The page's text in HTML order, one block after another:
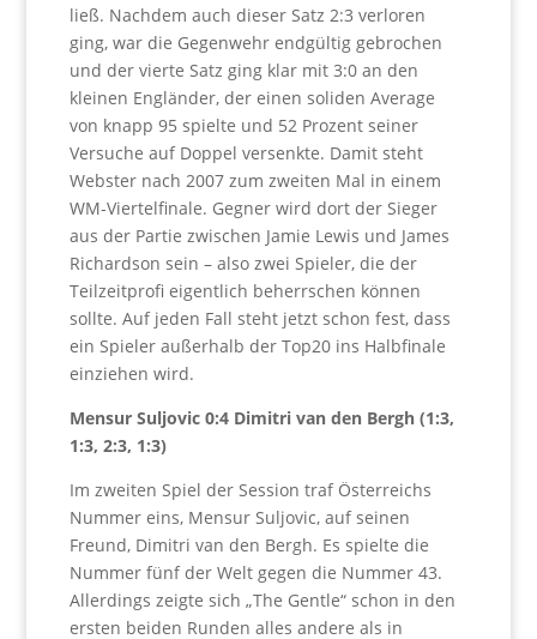
ließ. Nachdem auch dieser Satz 2:3 verloren
ging, war die Gegenwehr endgültig gebrochen
und der vierte Satz ging klar mit 3:0 an den
kleinen Engländer, der einen soliden Average
von knapp 95 spielte und 52 Prozent seiner
Versuche auf Doppel versenkte. Damit steht
Webster nach 2007 zum zweiten Mal in einem
WM-Viertelfinale. Gegner wird dort der Sieger
aus der Partie zwischen Jamie Lewis und James
Richardson sein – also zwei Spieler, die der
Teilzeitprofi eigentlich beherrschen können
sollte. Auf jeden Fall steht jetzt schon fest, dass
ein Spieler außerhalb der Top20 ins Halbfinale
einziehen wird.
Mensur Suljovic 0:4 Dimitri van den Bergh (1:3,
1:3, 2:3, 1:3)
Im zweiten Spiel der Session traf Österreichs
Nummer eins, Mensur Suljovic, auf seinen
Freund, Dimitri van den Bergh. Es spielte die
Nummer fünf der Welt gegen die Nummer 43.
Allerdings zeigte sich „The Gentle“ schon in den
ersten beiden Runden alles andere als in